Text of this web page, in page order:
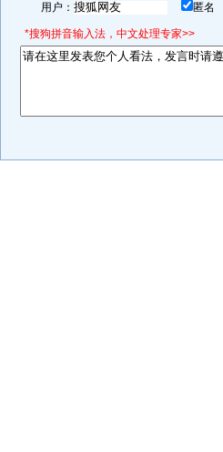
用户： 匿名
*搜狗拼音输入法，中文处理专家>>